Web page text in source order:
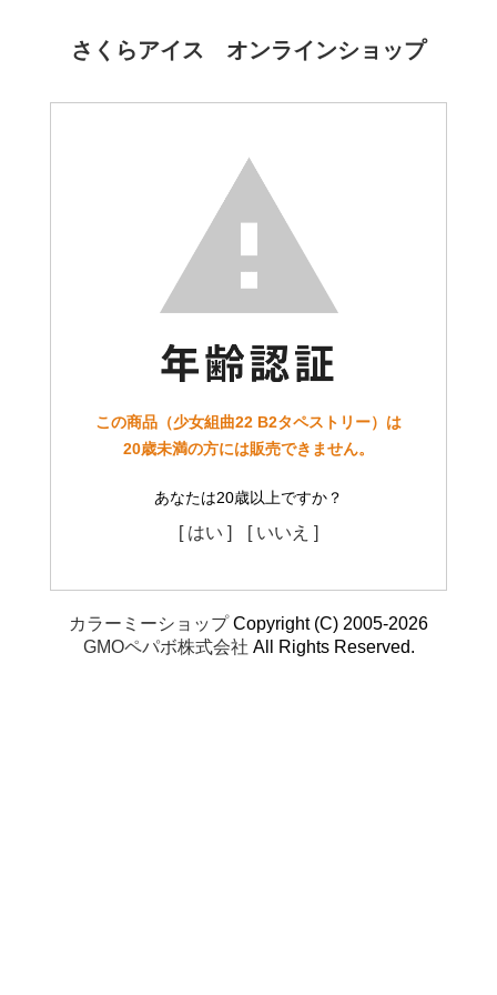
さくらアイス オンラインショップ
この商品（少女組曲22 B2タペストリー）は
20歳未満の方には販売できません。
あなたは20歳以上ですか？
[ はい ] [ いいえ ]
カラーミーショップCopyright (C) 2005-2026
GMOペパボ株式会社 All Rights Reserved.